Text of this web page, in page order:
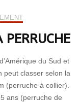
du Sud et
peut classer selon la
(perruche à collier).
ans (perruche de